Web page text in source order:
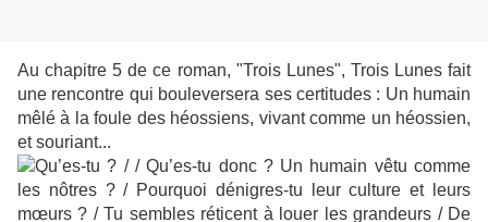
Au chapitre 5 de ce roman, "Trois Lunes", Trois Lunes fait
une rencontre qui bouleversera ses certitudes : Un humain
mêlé à la foule des héossiens, vivant comme un héossien,
et souriant...